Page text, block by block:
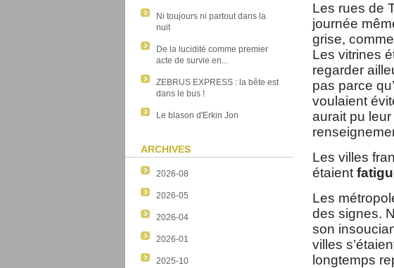
Ni toujours ni partout dans la
nuit
De la lucidité comme premier
acte de survie en...
ZEBRUS EXPRESS : la bête est
dans le bus !
Le blason d'Erkin Jon
ARCHIVES
2026-08
2026-05
2026-04
2026-01
2025-10
Les rues de
journée
grise,
Les vitrines
regarder
pas parce
voulaient
aurait pu
Les villes
étaient
Les
des signes.
son
villes
longtemps